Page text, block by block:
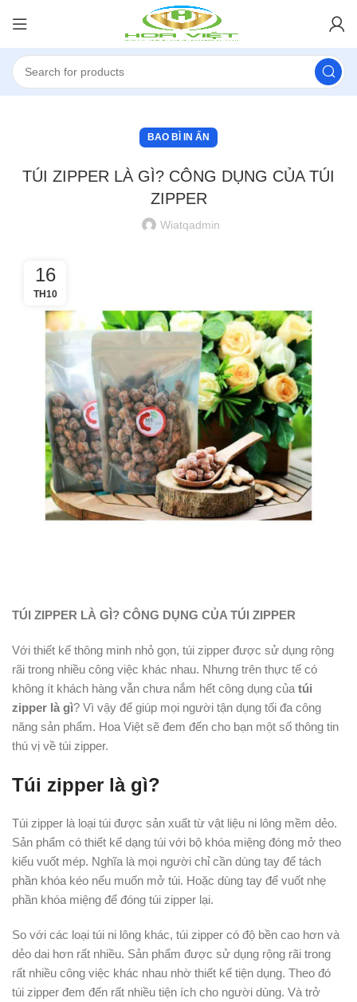
BAO BÌ IN ẤN
TÚI ZIPPER LÀ GÌ? CÔNG DỤNG CỦA TÚI
ZIPPER
Wiatqadmin
16
TH10
TÚI ZIPPER LÀ GÌ? CÔNG DỤNG CỦA TÚI ZIPPER
Với thiết kế thông minh nhỏ gọn, túi zipper được sử dụng rộng
rãi trong nhiều công việc khác nhau. Nhưng trên thực tế có
không ít khách hàng vẫn chưa nắm hết công dụng của túi
zipper là gì? Vì vậy để giúp mọi người tận dụng tối đa công
năng sản phẩm. Hoa Việt sẽ đem đến cho bạn một số thông tin
thú vị về túi zipper.
Túi zipper là gì?
Túi zipper là loại túi được sản xuất từ vật liệu ni lông mềm dẻo.
Sản phẩm có thiết kế dạng túi với bộ khóa miệng đóng mở theo
kiểu vuốt mép. Nghĩa là mọi người chỉ cần dùng tay để tách
phần khóa kéo nếu muốn mở túi. Hoặc dùng tay để vuốt nhẹ
phần khóa miệng để đóng túi zipper lại.
So với các loại túi ni lông khác, túi zipper có độ bền cao hơn và
dẻo dai hơn rất nhiều. Sản phẩm được sử dụng rộng rãi trong
rất nhiều công việc khác nhau nhờ thiết kế tiện dụng. Theo đó
túi zipper đem đến rất nhiều tiện ích cho người dùng. Và trở